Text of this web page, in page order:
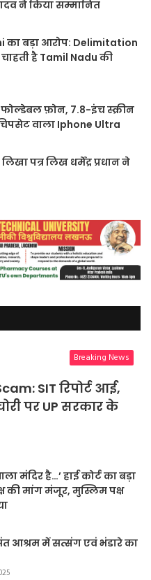
ने किया सम्मानित
का बड़ा आरोप: Delimitation
है Tamil Nadu की
फोल्डेबल फ़ोन, 7.8-इंच स्क्रीन
वाला Iphone Ultra
पत्र लिख धर्मेंद्र प्रधान ने
Breaking News
SIT रिपोर्ट आई,
पर UP सरकार के
मंदिर है…’ हाई कोर्ट का बड़ा
की मांग मंजूर, मुस्लिम पक्ष
आश्रम में सत्संग एवं भंडारे का